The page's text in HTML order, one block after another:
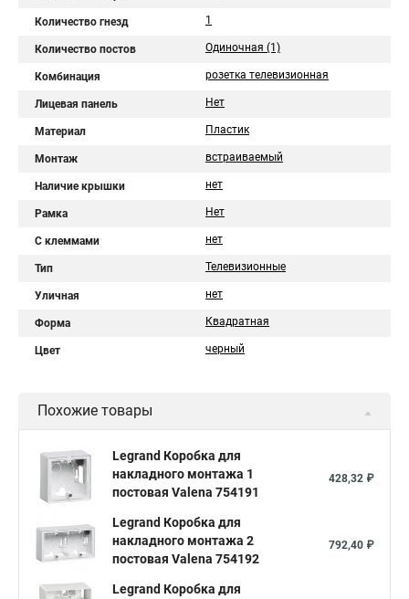
Количество гнезд 1
Количество постов Одиночная (1)
Комбинация розетка телевизионная
Лицевая панель Нет
Материал Пластик
Монтаж встраиваемый
Наличие крышки нет
Рамка Нет
С клеммами нет
Тип Телевизионные
Уличная нет
Форма Квадратная
Цвет черный
Похожие товары
Legrand Коробка для
накладного монтажа 1
постовая Valena 754191
428,32 ₽
Legrand Коробка для
накладного монтажа 2
постовая Valena 754192
792,40 ₽
Legrand Коробка для